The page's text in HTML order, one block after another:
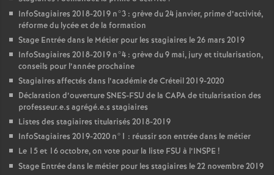
InfoStagiaires 2018-2019 n°3 : grève du 24 janvier, prime d’activité,
réforme du lycée et de la formation
Stage Entrée dans le Métier pour les stagiaires le 26 mars 2019
InfoStagiaires 2018-2019 n°4 : grève du 9 mai, jury et titularisation,
conseils pour l’année prochaine
Stagiaires affectés dans l’académie de Créteil 2019-2020
Déclaration d’ouvertureSNES-FSU de la CAPAde titularisation des
professeur.e.s agrégé.e.s stagiaires
Listes des stagiaires titularisés 2018-2019
InfoStagiaires 2019-2020 n°1 : réussir son entrée dans le métier
Le 15 et 16 octobre, on vote pour la liste FSU à l’INSPE !
Stage Entrée dans le métier pour les stagiaires le 22 novembre 2019